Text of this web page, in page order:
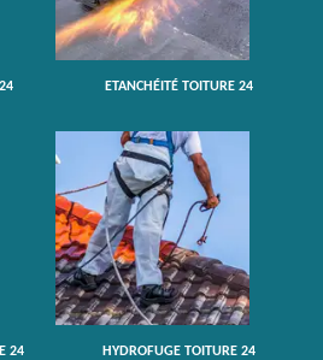
ETANCHÉITÉ TOITURE 24
24 HYDROFUGE TOITURE 24